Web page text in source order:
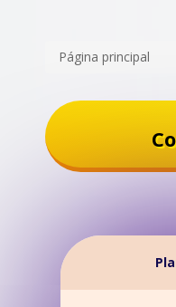
Página principal